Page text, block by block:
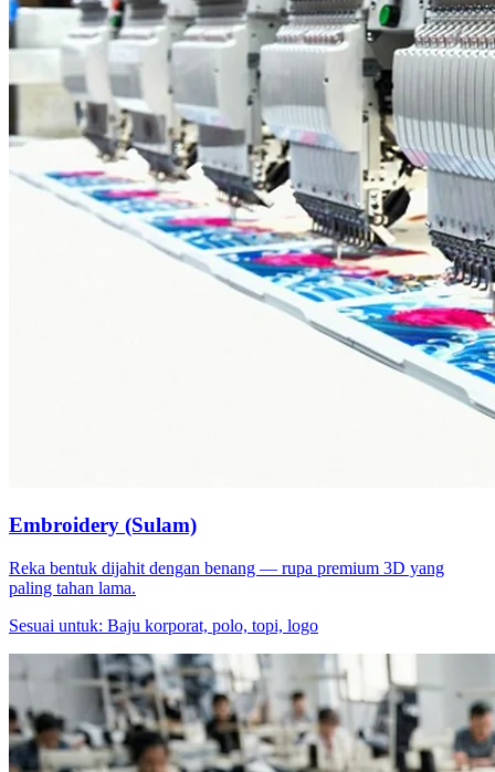
Embroidery (Sulam)
Reka bentuk dijahit dengan benang — rupa premium 3D yang
paling tahan lama.
Sesuai untuk: Baju korporat, polo, topi, logo